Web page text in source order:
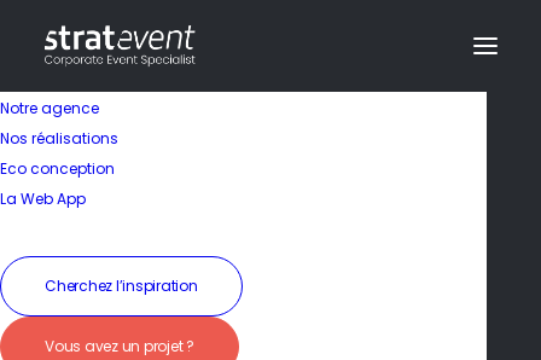
Notre agence
Nos réalisations
Eco conception
La Web App
Cherchez l’inspiration
Vous avez un projet ?